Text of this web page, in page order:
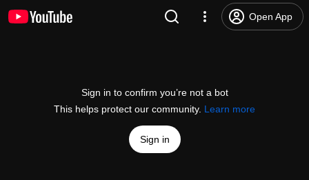
Open App
Sign in to confirm you’re not a bot
This helps protect our community. Learn more
Sign in